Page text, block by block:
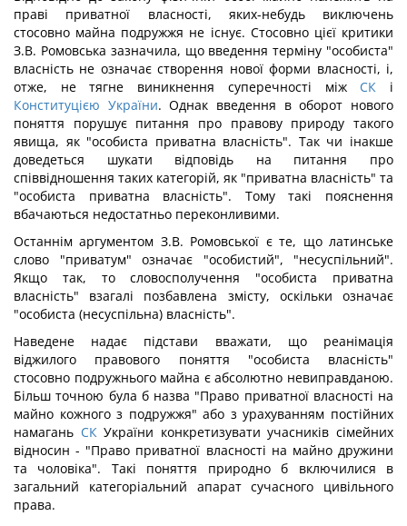
праві приватної власності, яких-небудь виключень
стосовно майна подружжя не існує. Стосовно цієї критики
З.В. Ромовська зазначила, що введення терміну "особиста"
власність не означає створення нової форми власності, і,
отже, не тягне виникнення суперечності між СК і
Конституцією України. Однак введення в оборот нового
поняття порушує питання про правову природу такого
явища, як "особиста приватна власність". Так чи інакше
доведеться шукати відповідь на питання про
співвідношення таких категорій, як "приватна власність" та
"особиста приватна власність". Тому такі пояснення
вбачаються недостатньо переконливими.
Останнім аргументом З.В. Ромовської є те, що латинське
слово "приватум" означає "особистий", "несуспільний".
Якщо так, то словосполучення "особиста приватна
власність" взагалі позбавлена змісту, оскільки означає
"особиста (несуспільна) власність".
Наведене надає підстави вважати, що реанімація
віджилого правового поняття "особиста власність"
стосовно подружнього майна є абсолютно невиправданою.
Більш точною була б назва "Право приватної власності на
майно кожного з подружжя" або з урахуванням постійних
намагань СКУкраїни конкретизувати учасників сімейних
відносин - "Право приватної власності на майно дружини
та чоловіка". Такі поняття природно б включилися в
загальний категоріальний апарат сучасного цивільного
права.